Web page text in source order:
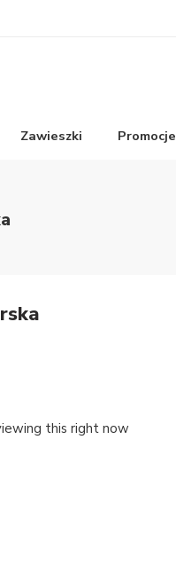
Zawieszki Promocje
this right now